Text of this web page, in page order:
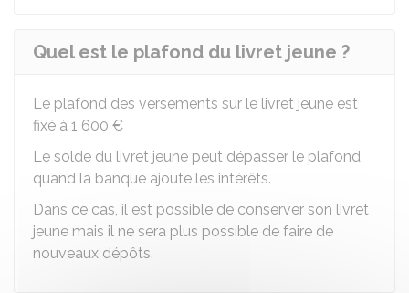
Quel est le plafond du livret jeune ?
Le plafond des versements sur le livret jeune est
fixé à 1 600 €
Le solde du livret jeune peut dépasser le plafond
quand la banque ajoute les intérêts.
Dans ce cas, il est possible de conserver son livret
jeune mais il ne sera plus possible de faire de
nouveaux dépôts.